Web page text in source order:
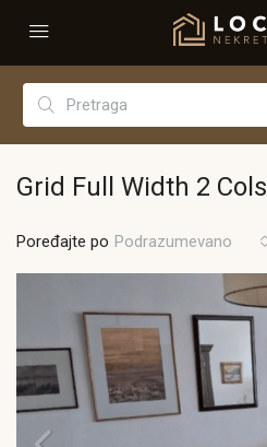
Grid Full Width 2 Cols
Poređajte po Podrazumevano